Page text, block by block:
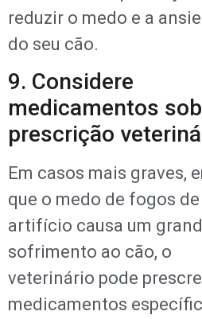
reduzir o medo e a
do seu cão.
9. Considere
medicamentos sob
prescrição
Em casos mais graves,
que o medo de fogos de
artifício causa um
sofrimento ao cão, o
veterinário pode
medicamentos